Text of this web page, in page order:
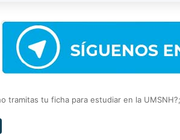
tramitas tu ficha para estudiar en la